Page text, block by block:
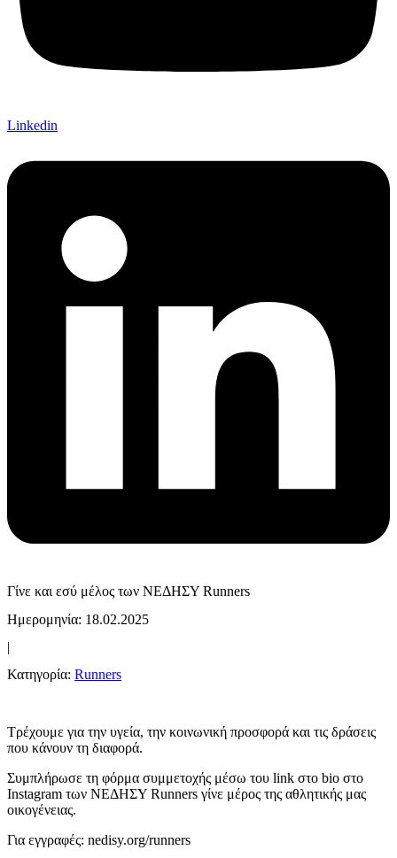
Linkedin
Γίνε και εσύ μέλος των ΝΕΔΗΣΥ Runners
Ημερομηνία: 18.02.2025
|
Κατηγορία: Runners
Τρέχουμε για την υγεία, την κοινωνική προσφορά και τις δράσεις
που κάνουν τη διαφορά.
Συμπλήρωσε τη φόρμα συμμετοχής μέσω του link στο bio στο
Instagram των ΝΕΔΗΣΥ Runners γίνε μέρος της αθλητικής μας
οικογένειας.
Για εγγραφές: nedisy.org/runners